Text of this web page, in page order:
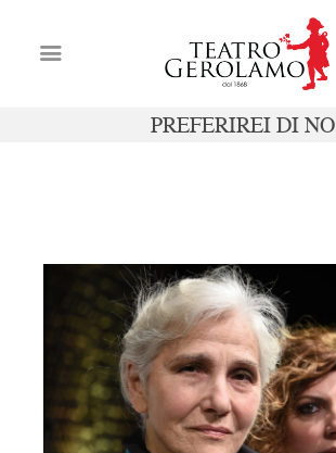
PREFERIREI DI NO
Organizza il tuo evento
Contatti